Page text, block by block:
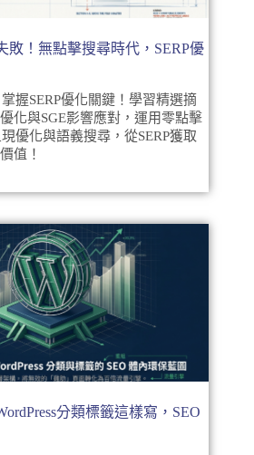
敗！無點擊搜尋時代，SERP優
握SERP優化關鍵！學習精選摘
化與SGE影響應對，運用零點擊
優化與語義搜尋，從SERP獲取
值！
分類標籤這樣寫，SEO